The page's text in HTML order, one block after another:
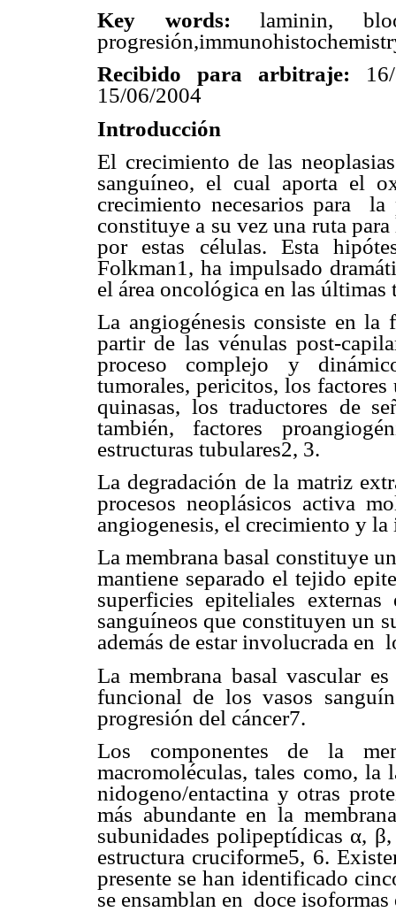
Key words: laminin,
Recibido para arbitraje:
15/06/2004
Introducción
El crecimiento de las
sanguíneo, el cual aporta el
crecimiento necesarios para
constituye a su vez una ruta
por estas células. Esta
Folkman1, ha impulsado
el área oncológica en las últimas
La angiogénesis consiste en la
partir de las vénulas post-
proceso complejo y
tumorales, pericitos, los factores
quinasas, los traductores de
también, factores
estructuras tubulares2, 3.
La degradación de la matriz
procesos neoplásicos activa
angiogenesis, el crecimiento y
La membrana basal constituye
mantiene separado el tejido
superficies epiteliales
sanguíneos que constituyen un
además de estar involucrada en
La membrana basal vascular
funcional de los vasos
progresión del cáncer7.
Los componentes de la
macromoléculas, tales como,
nidogeno/entactina y otras
más abundante en la
subunidades polipeptídicas α,
estructura cruciforme5, 6.
presente se han identificado
se ensamblan en doce